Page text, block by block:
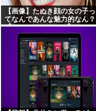
【画像】たぬき顔の女の子っ
てなんであんな魅力的なん？
【Pickup07091607】